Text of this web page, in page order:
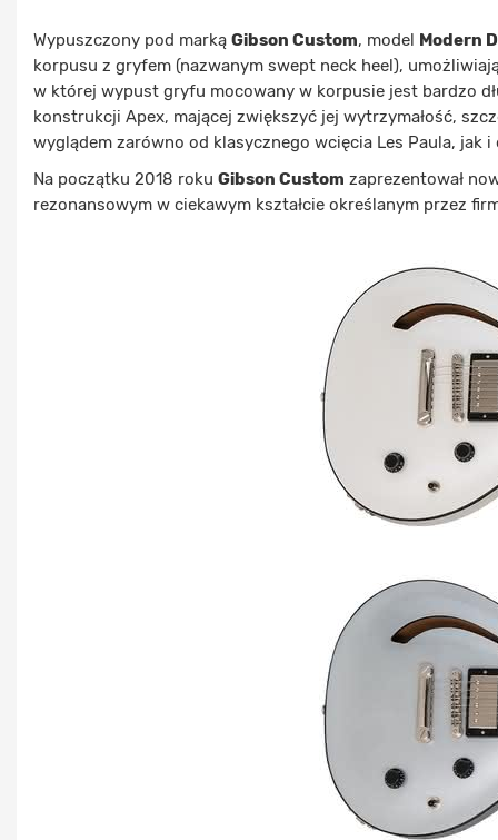
Wypuszczony pod marką Gibson Custom, model
Modern
korpusu z gryfem (nazwanym swept neck heel),
w której wypust gryfu mocowany w korpusie jest bardzo
konstrukcji Apex, mającej zwiększyć jej wytrzymałość,
wyglądem zarówno od klasycznego wcięcia Les Paula,
Na początku 2018 roku Gibson Custom zaprezentował
rezonansowym w ciekawym kształcie określanym przez